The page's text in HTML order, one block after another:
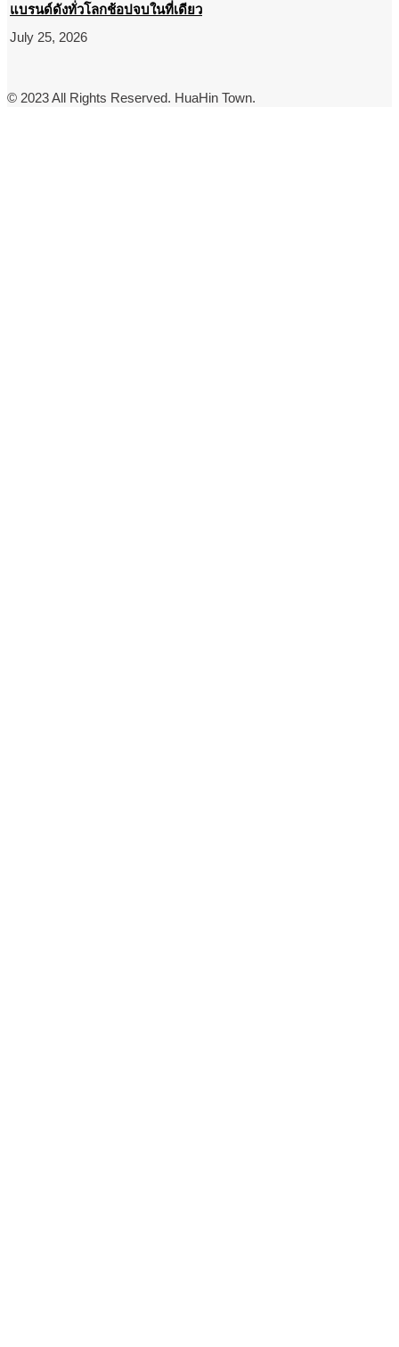
แบรนด์ดังทั่วโลกช้อปจบในที่เดียว
July 25, 2026
© 2023 All Rights Reserved. HuaHin Town.